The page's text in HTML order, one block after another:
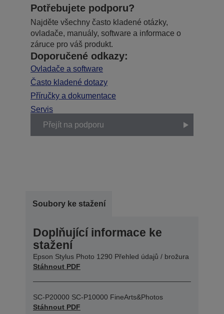
Potřebujete podporu?
Najděte všechny často kladené otázky,
ovladače, manuály, software a informace o
záruce pro váš produkt.
Doporučené odkazy:
Ovladače a software
Často kladené dotazy
Příručky a dokumentace
Servis
Přejít na podporu
Soubory ke stažení
Doplňující informace ke
stažení
Epson Stylus Photo 1290 Přehled údajů / brožura
Stáhnout PDF
SC-P20000 SC-P10000 FineArts&Photos
Stáhnout PDF